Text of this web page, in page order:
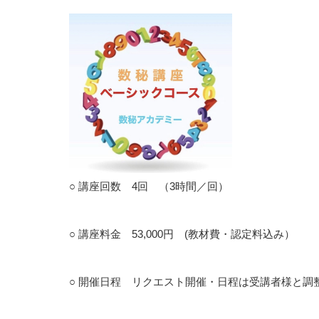
○ 講座回数 4回 （3時間／回）
○ 講座料金 53,000円 (教材費・認定料込み）
○ 開催日程 リクエスト開催・日程は受講者様と調